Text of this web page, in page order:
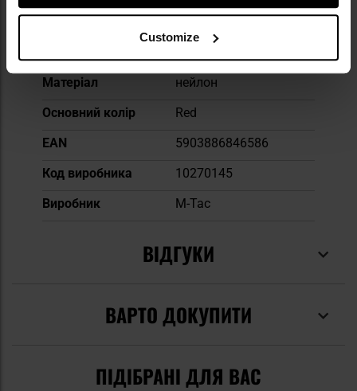
Customize
Колір / камуфляж
Відтінки червоного
Матеріал
нейлон
Основний колір
Red
EAN
5903886846586
Код виробника
10270145
Виробник
M-Tac
ВІДГУКИ
ВАРТО ДОКУПИТИ
ПІДІБРАНІ ДЛЯ ВАС